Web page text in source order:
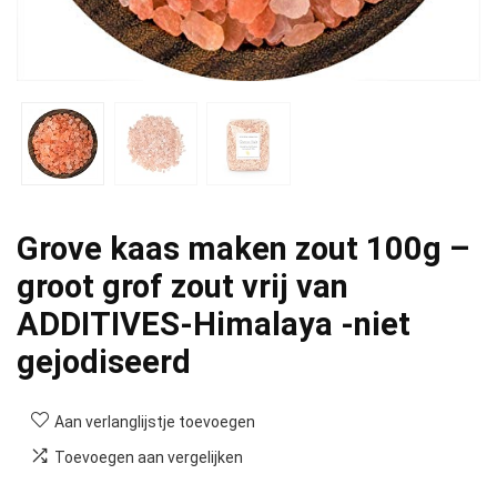
Grove kaas maken zout 100g –
groot grof zout vrij van
ADDITIVES-Himalaya -niet
gejodiseerd
Aan verlanglijstje toevoegen
Toevoegen aan vergelijken